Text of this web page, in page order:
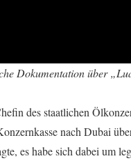
Dokumentation über
des staatlichen
nach Dubai
es habe sich dabei um